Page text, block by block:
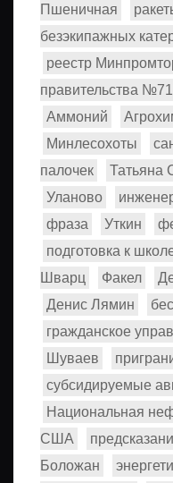
Пшеничная
безэкипажных
реестр
правительства
Аммоний
Минлесохоты
палочек
Татьяна
Уланово
фраза
Уткин
подготовка к
Шварц
Факел
Денис Лямин
гражданское
Шуваев
субсидируемые
Национальная
США
Боложан